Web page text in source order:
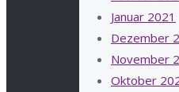
Januar 2021
Dezember
November
Oktober